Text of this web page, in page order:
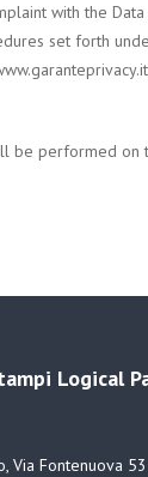
with the
set forth
be performed on
Logical
Via Fontenuova